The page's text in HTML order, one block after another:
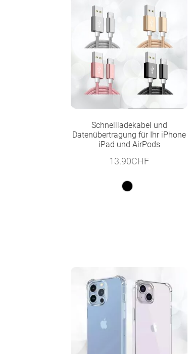
Schnellladekabel und
Datenübertragung für Ihr iPhone
iPad und AirPods
13.90CHF